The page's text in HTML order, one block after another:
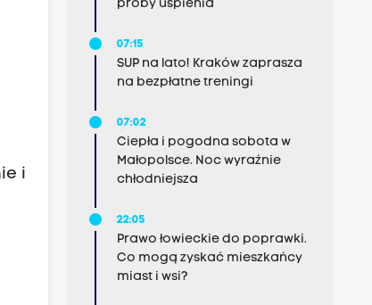
i
próby uśpienia
07:15
SUP na lato! Kraków zaprasza
na bezpłatne treningi
07:02
Ciepła i pogodna sobota w
Małopolsce. Noc wyraźnie
chłodniejsza
22:05
Prawo łowieckie do poprawki.
Co mogą zyskać mieszkańcy
miast i wsi?